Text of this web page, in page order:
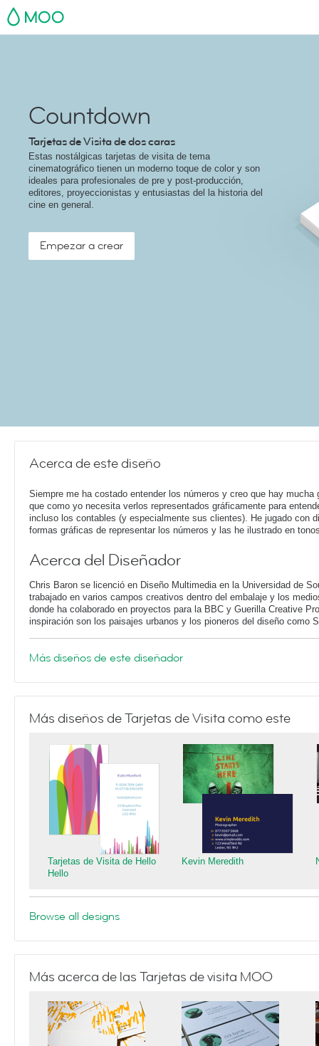
MOO
Countdown
Tarjetas de Visita de dos caras
Estas nostálgicas tarjetas de visita de tema
cinematográfico tienen un moderno toque de color y son
ideales para profesionales de pre y post-producción,
editores, proyeccionistas y entusiastas del la historia del
cine en general.
Empezar a crear
Acerca de este diseño
Siempre me ha costado entender los números y creo que hay mucha
que como yo necesita verlos representados gráficamente para
incluso los contables (y especialmente sus clientes). He jugado con
formas gráficas de representar los números y las he ilustrado en
Acerca del Diseñador
Chris Baron se licenció en Diseño Multimedia en la Universidad de
trabajado en varios campos creativos dentro del embalaje y los
donde ha colaborado en proyectos para la BBC y Guerilla Creative
inspiración son los paisajes urbanos y los pioneros del diseño como
Más diseños de este diseñador
Más diseños de Tarjetas de Visita como este
Tarjetas de Visita de Hello
Hello
Kevin Meredith
Browse all designs
Más acerca de las Tarjetas de visita MOO